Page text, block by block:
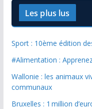
Les plus lus
Sport : 10ème édition
#Alimentation :
Wallonie : les animaux
communaux
Bruxelles : 1 million